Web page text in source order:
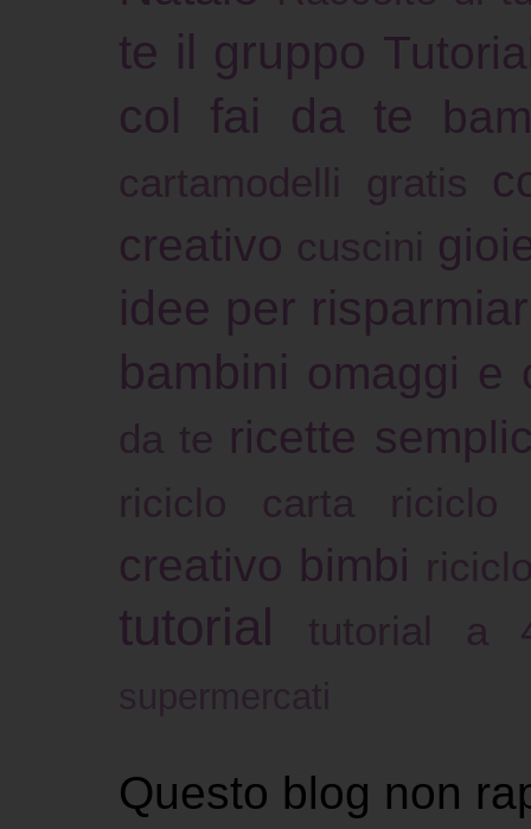
te il gruppo
col fai da te
cartamodelli gratis
creativo cuscini
idee per
bambini omaggi e
da te ricette
riciclo carta riciclo
creativo bimbi
tutorial tutorial a
Questo blog non